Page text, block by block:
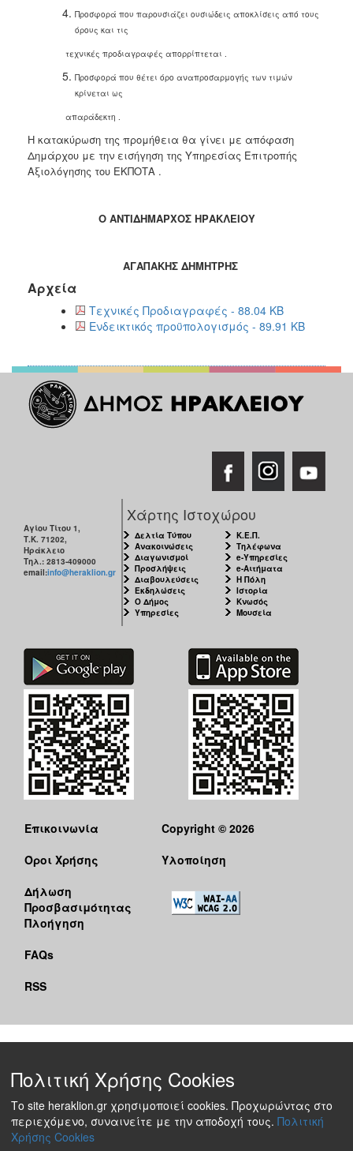
Προσφορά που παρουσιάζει ουσιώδεις αποκλίσεις από τους
όρους και τις
τεχνικές προδιαγραφές απορρίπτεται .
Προσφορά που θέτει όρο αναπροσαρμογής των τιμών
κρίνεται ως
απαράδεκτη .
Η κατακύρωση της προμήθεια θα γίνει με απόφαση
Δημάρχου με την εισήγηση της Υπηρεσίας Επιτροπής
Αξιολόγησης του ΕΚΠΟΤΑ .
Ο ΑΝΤΙΔΗΜΑΡΧΟΣ ΗΡΑΚΛΕΙΟΥ
ΑΓΑΠΑΚΗΣ ΔΗΜΗΤΡΗΣ
Αρχεία
Τεχνικές Προδιαγραφές - 88.04 KB
Ενδεικτικός προϋπολογισμός - 89.91 KB
Αγίου Τίτου 1,
Τ.Κ. 71202,
Ηράκλειο
Τηλ.: 2813-409000
email:info@heraklion.gr
Χάρτης Ιστοχώρου
Δελτία Τύπου
Ανακοινώσεις
Διαγωνισμοί
Προσλήψεις
Διαβουλεύσεις
Εκδηλώσεις
Ο Δήμος
Υπηρεσίες
Κ.Ε.Π.
Τηλέφωνα
e-Υπηρεσίες
e-Αιτήματα
Η Πόλη
Ιστορία
Κνωσός
Μουσεία
Επικοινωνία
Όροι Χρήσης
Δήλωση
Προσβασιμότητας
Πλοήγηση
FAQs
RSS
Copyright © 2026
Υλοποίηση
Πολιτική Χρήσης Cookies
Το site heraklion.gr χρησιμοποιεί cookies. Προχωρώντας στο
περιεχόμενο, συναινείτε με την αποδοχή τους. Πολιτική
Χρήσης Cookies